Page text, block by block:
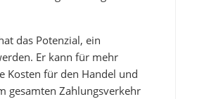
das Potenzial, ein
Er kann für mehr
Kosten für den Handel und
gesamten Zahlungsverkehr